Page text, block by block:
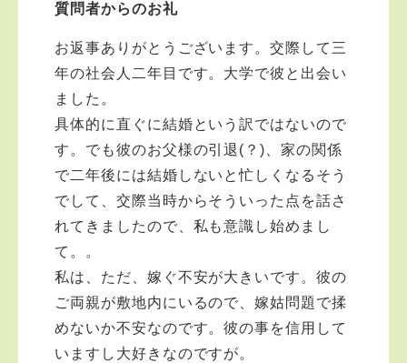
質問者からのお礼
お返事ありがとうございます。交際して三
年の社会人二年目です。大学で彼と出会い
ました。
具体的に直ぐに結婚という訳ではないので
す。でも彼のお父様の引退(？)、家の関係
で二年後には結婚しないと忙しくなるそう
でして、交際当時からそういった点を話さ
れてきましたので、私も意識し始めまし
て。。
私は、ただ、嫁ぐ不安が大きいです。彼の
ご両親が敷地内にいるので、嫁姑問題で揉
めないか不安なのです。彼の事を信用して
いますし大好きなのですが。